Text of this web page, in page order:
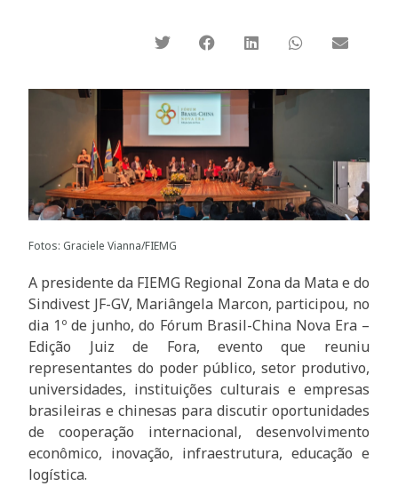
Fotos: Graciele Vianna/FIEMG
A presidente da FIEMG Regional Zona da Mata e do
Sindivest JF-GV, Mariângela Marcon, participou, no
dia 1º de junho, do Fórum Brasil-China Nova Era –
Edição Juiz de Fora, evento que reuniu
representantes do poder público, setor produtivo,
universidades, instituições culturais e empresas
brasileiras e chinesas para discutir oportunidades
de cooperação internacional, desenvolvimento
econômico, inovação, infraestrutura, educação e
logística.